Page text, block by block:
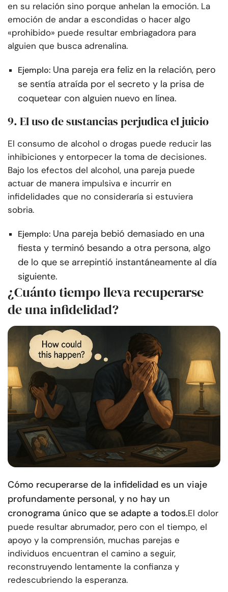
en su relación sino porque anhelan la emoción. La
emoción de andar a escondidas o hacer algo
«prohibido» puede resultar embriagadora para
alguien que busca adrenalina.
Ejemplo: Una pareja era feliz en la relación, pero
se sentía atraída por el secreto y la prisa de
coquetear con alguien nuevo en línea.
9. El uso de sustancias perjudica el juicio
El consumo de alcohol o drogas puede reducir las
inhibiciones y entorpecer la toma de decisiones.
Bajo los efectos del alcohol, una pareja puede
actuar de manera impulsiva e incurrir en
infidelidades que no consideraría si estuviera
sobria.
Ejemplo: Una pareja bebió demasiado en una
fiesta y terminó besando a otra persona, algo
de lo que se arrepintió instantáneamente al día
siguiente.
¿Cuánto tiempo lleva recuperarse
de una infidelidad?
Cómo recuperarse de la infidelidad es un viaje
profundamente personal, y no hay un
cronograma único que se adapte a todos.El dolor
puede resultar abrumador, pero con el tiempo, el
apoyo y la comprensión, muchas parejas e
individuos encuentran el camino a seguir,
reconstruyendo lentamente la confianza y
redescubriendo la esperanza.